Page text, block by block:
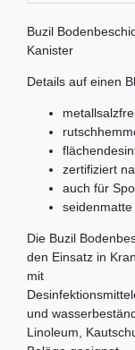
Buzil
Kanister
Details auf einen
zertifiziert
auch für
seidenmatte
Die Buzil
den Einsatz in
mit
und
Linoleum,